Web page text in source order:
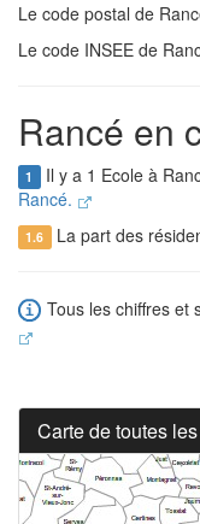
Le code postal de
Le code INSEE de
Rancé en
1 Il y a 1 Ecole à
Rancé.
1.6 La part des
Tous les chiffres et
Carte de toutes